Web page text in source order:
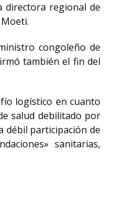
directora regional de
congoleño de
también el fin del
logístico en cuanto
salud debilitado por
débil participación de
sanitarias,